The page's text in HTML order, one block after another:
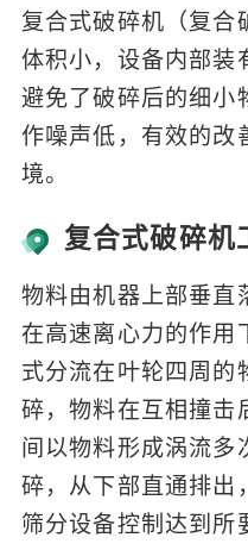
复合式破碎机（复合
体积小，设备内部装
避免了破碎后的细小
作噪声低，有效的改
境。
复合式破碎机
物料由机器上部垂直
在高速离心力的作用
式分流在叶轮四周的
碎，物料在互相撞击
间以物料形成涡流多
碎，从下部直通排出
筛分设备控制达到所